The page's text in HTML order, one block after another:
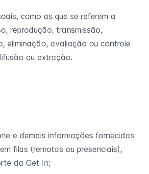
como as que se referem a
reprodução, transmissão,
eliminação, avaliação ou controle
ou extração.
e demais informações fornecidas
filas (remotas ou presenciais),
da Get In;